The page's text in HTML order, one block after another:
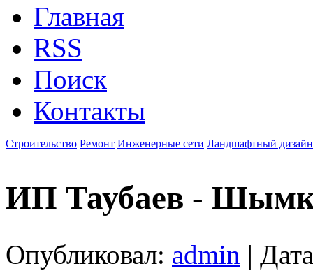
Главная
RSS
Поиск
Контакты
Строительство Ремонт Инженерные сети Ландшафтный дизайн
ИП Таубаев -
Опубликовал: admin |